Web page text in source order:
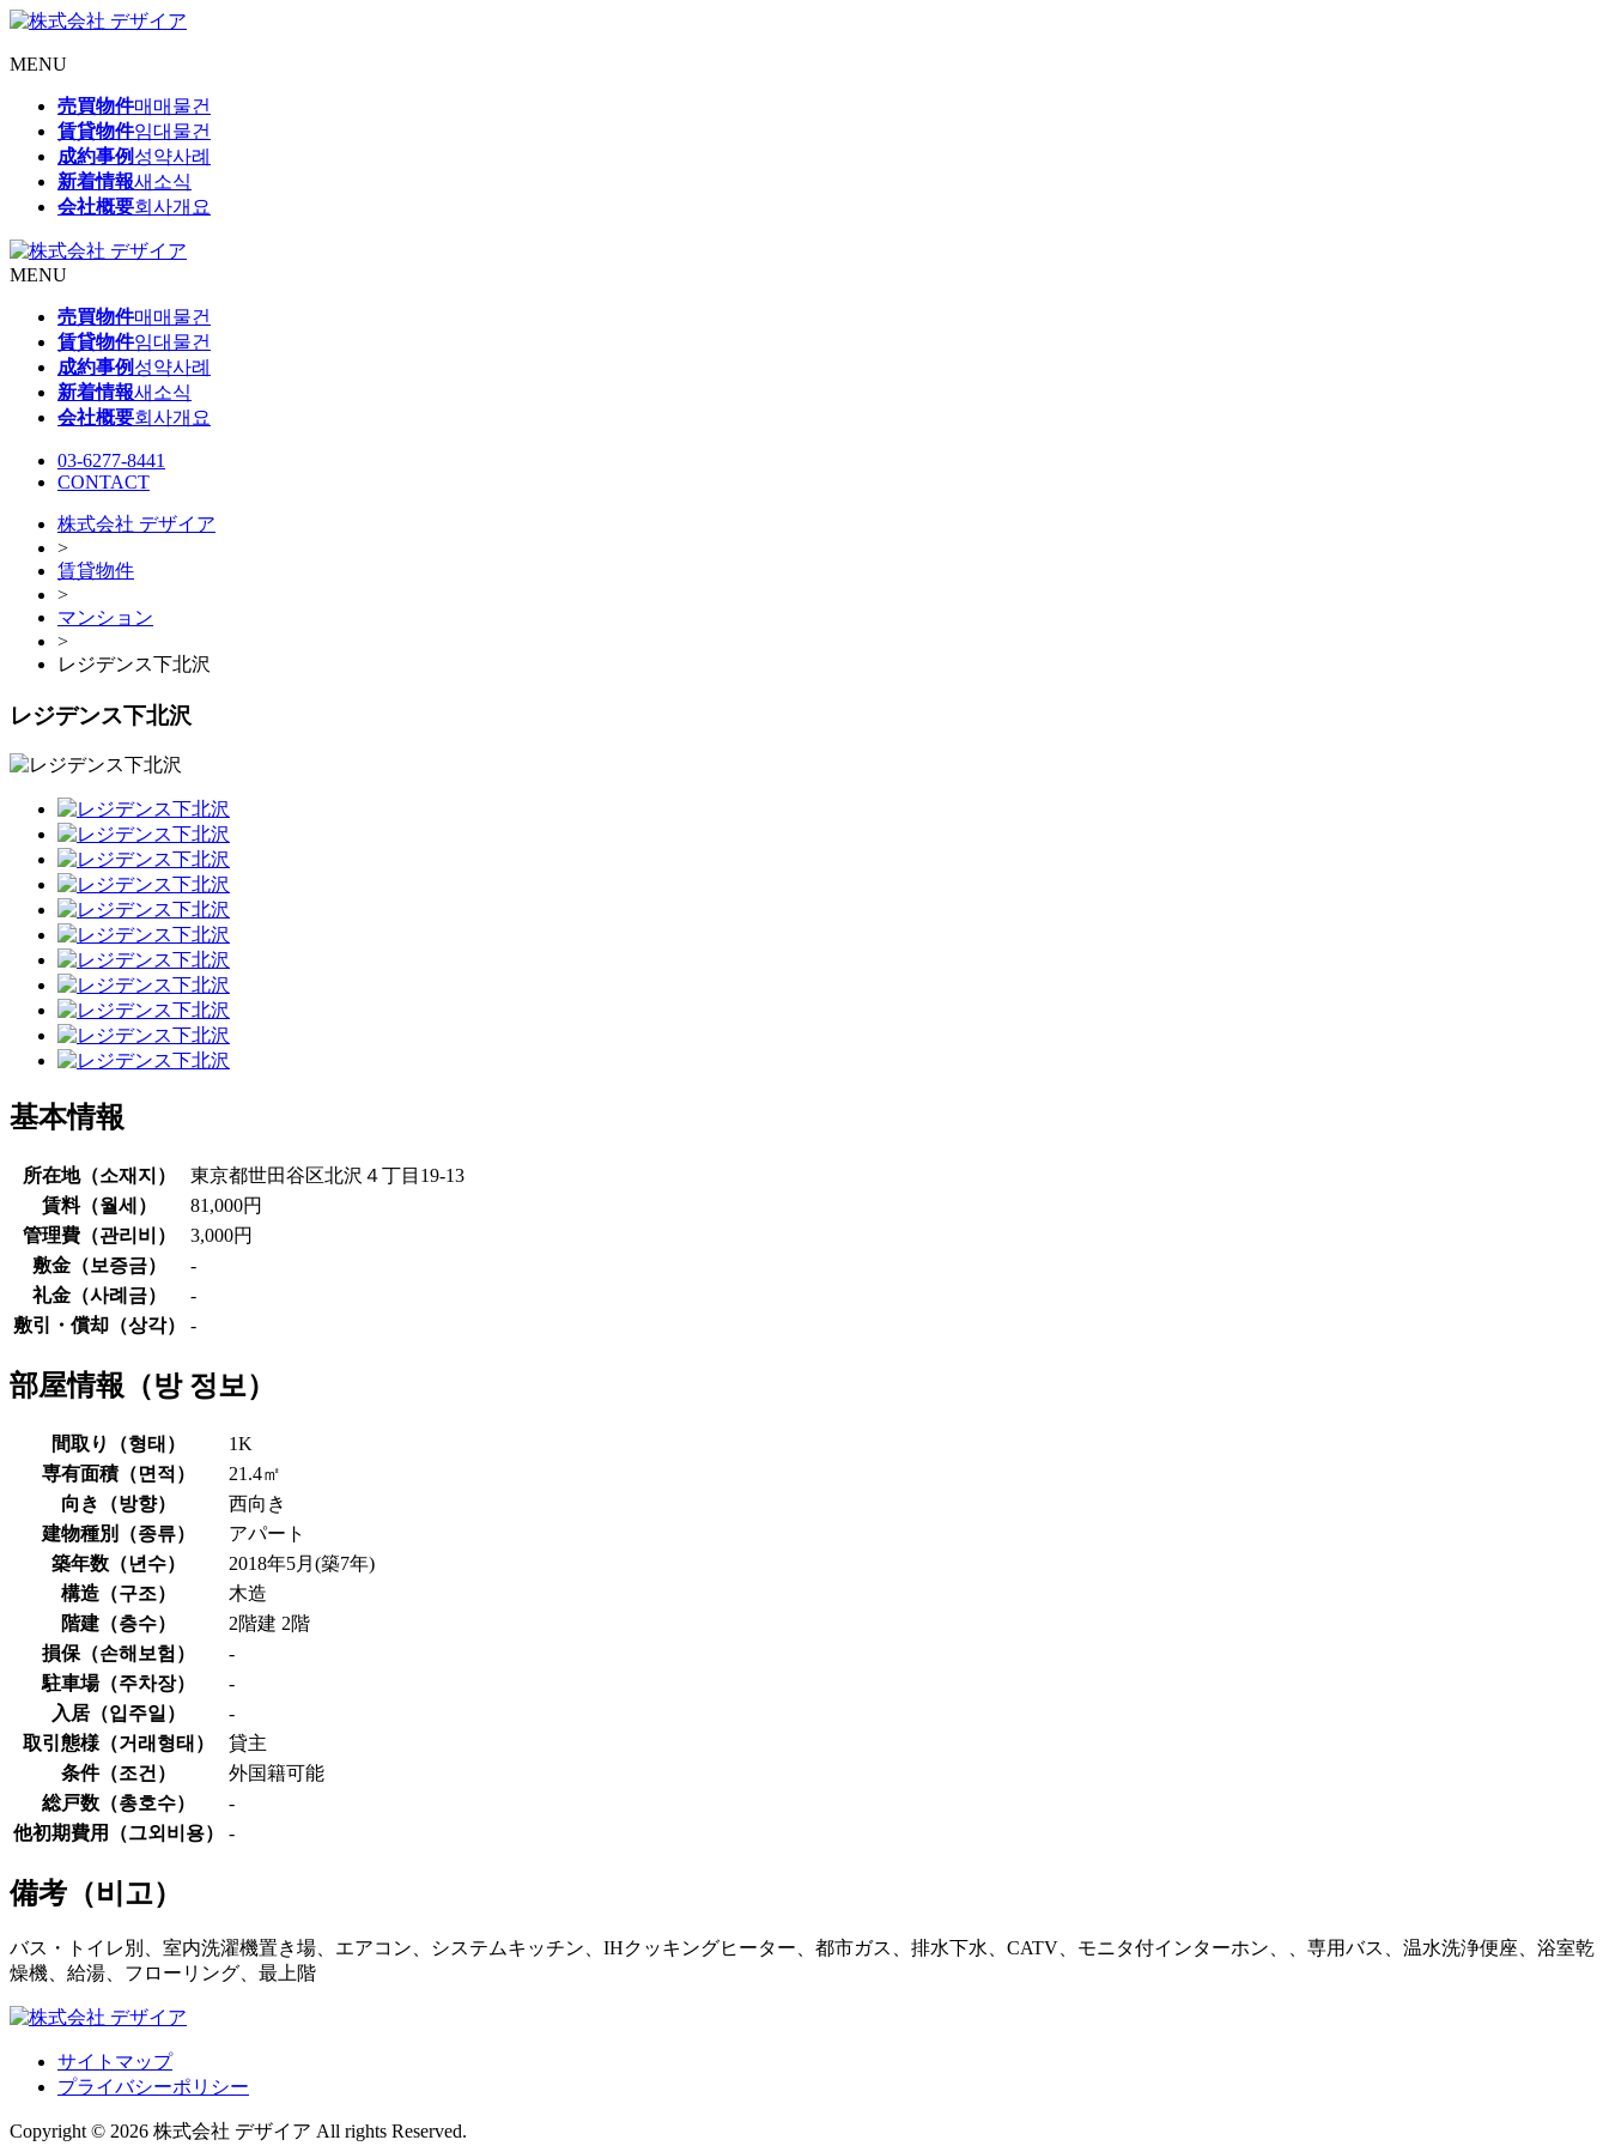
MENU
売買物件매매물건
賃貸物件임대물건
成約事例 성약사례
新着情報새소식
会社概要회사개요
MENU
売買物件매매물건
賃貸物件임대물건
成約事例 성약사례
新着情報새소식
会社概要회사개요
03-6277-8441
CONTACT
株式会社 デザイア
>
賃貸物件
>
マンション
>
レジデンス下北沢
レジデンス下北沢
基本情報
所在地（소재지 ）
東京都世田谷区北沢４丁目19-13
賃料（월세 ）
81,000円
管理費（관리비 ）
3,000円
敷金（보증금）
-
礼金（사례금）
-
敷引・償却（상각） -
部屋情報（방 정보）
間取り（형태 ）
1K
専有面積（면적 ）
21.4㎡
向き（방향）
西向き
建物種別（종류）
アパート
築年数（년수）
2018年5月(築7年)
構造（구조）
木造
階建（층수）
2階建 2階
損保（손해보험 ）
-
駐車場（주차장）
-
入居（입주일 ）
-
取引態様（거래형태 ）
貸主
条件（조건 ）
外国籍可能
総戸数（총호수）
-
他初期費用（그외비용） -
備考（비고）
バス・トイレ別、室内洗濯機置き場、エアコン、システムキッチン、IHクッキングヒーター、都市ガス、排水下水、CATV、モニタ付インターホン、、専用バス、温水洗浄便座、浴室乾
燥機、給湯、フローリング、最上階
サイトマップ
プライバシーポリシー
Copyright © 2026 株式会社 デザイア All rights Reserved.